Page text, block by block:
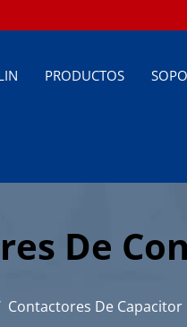
PRODUCTOS
De
Contactores De Capacitor